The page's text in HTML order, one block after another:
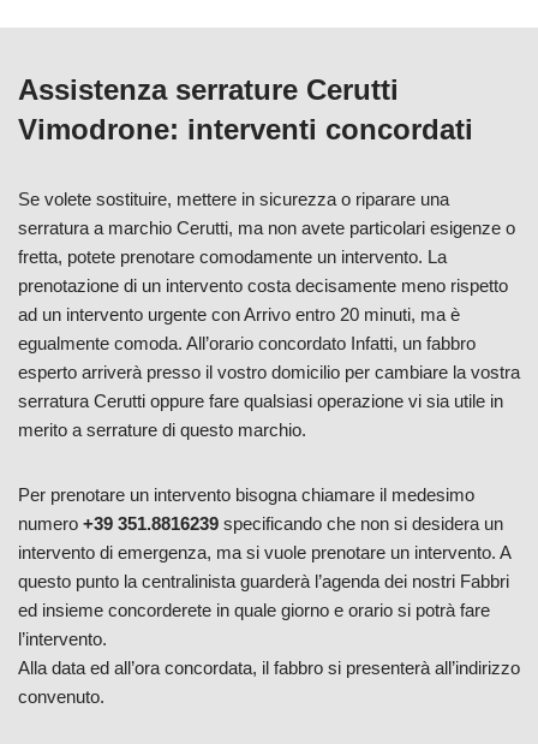
Assistenza serrature Cerutti
Vimodrone: interventi concordati
Se volete sostituire, mettere in sicurezza o riparare una
serratura a marchio Cerutti, ma non avete particolari esigenze o
fretta, potete prenotare comodamente un intervento. La
prenotazione di un intervento costa decisamente meno rispetto
ad un intervento urgente con Arrivo entro 20 minuti, ma è
egualmente comoda. All’orario concordato Infatti, un fabbro
esperto arriverà presso il vostro domicilio per cambiare la vostra
serratura Cerutti oppure fare qualsiasi operazione vi sia utile in
merito a serrature di questo marchio.
Per prenotare un intervento bisogna chiamare il medesimo
numero +39 351.8816239 specificando che non si desidera un
intervento di emergenza, ma si vuole prenotare un intervento. A
questo punto la centralinista guarderà l’agenda dei nostri Fabbri
ed insieme concorderete in quale giorno e orario si potrà fare
l’intervento.
Alla data ed all’ora concordata, il fabbro si presenterà all’indirizzo
convenuto.